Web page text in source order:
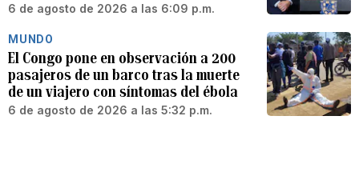
6 de agosto de 2026 a las 6:09 p.m.
MUNDO
El Congo pone en observación a 200
pasajeros de un barco tras la muerte
de un viajero con síntomas del ébola
6 de agosto de 2026 a las 5:32 p.m.